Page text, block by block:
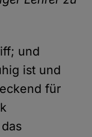
und
ist und
für